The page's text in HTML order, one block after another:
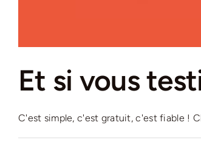
Et si vous
C'est simple, c'est gratuit, c'est fiable !